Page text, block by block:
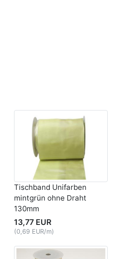
Tischband Unifarben
mintgrün ohne Draht
130mm
13,77 EUR
(0,69 EUR/m)